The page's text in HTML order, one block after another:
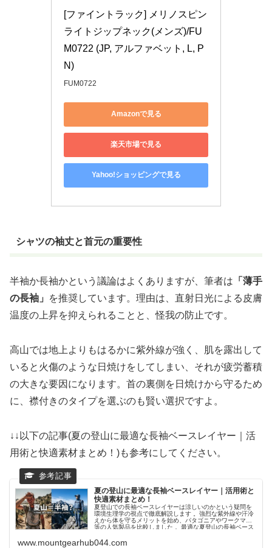
[ファイントラック] メリノスピン
ライトジップネック(メンズ)/FU
M0722 (JP, アルファベット, L, P
N)
FUM0722
Amazonで見る
楽天市場で見る
Yahoo!ショッピングで見る
シャツの袖丈と首元の重要性
半袖か長袖かという議論はよくありますが、筆者は 「薄手
の長袖」
を推奨しています。理由は、直射日光による皮膚
温度の上昇を抑えられることと、怪我の防止です。
高山では地上よりもはるかに紫外線が強く、肌を露出して
いると火傷のような日焼けをしてしまい、それが疲労蓄積
の大きな要因になります。首の裏側を日焼けから守るため
に、襟付きのタイプを選ぶのも賢い選択ですよ。
↓↓以下の記事(夏の登山に最適な長袖ベースレイヤー｜活
用術と快適素材まとめ！)も参考にしてください。
夏の登山に最適な長袖ベースレイヤー｜活用術と
快適素材まとめ！
夏登山での長袖ベースレイヤーは涼しいのかという疑問を
環境生理学の視点で徹底解説します 。強烈な紫外線や汗冷
えから体を守るメリットを始め、パタゴニアやワークマン
等の人気製品を比較しました 。最適な夏登山の長袖ベース
ね。
www.mountgearhub044.com